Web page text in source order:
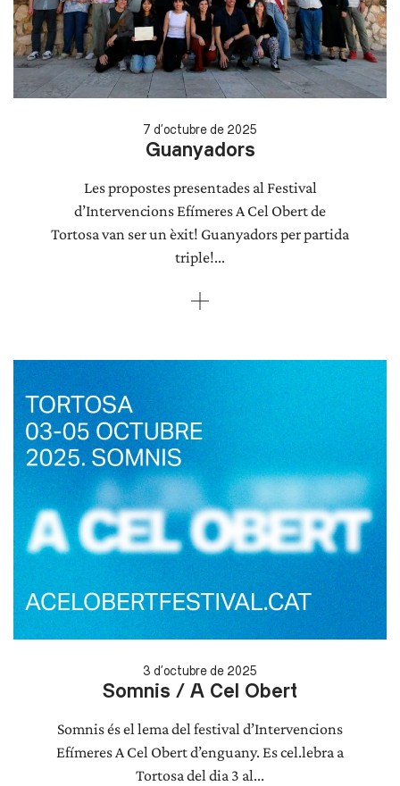
7 d'octubre de 2025
Guanyadors
Les propostes presentades al Festival
d’Intervencions Efímeres A Cel Obert de
Tortosa van ser un èxit! Guanyadors per partida
triple!...
3 d'octubre de 2025
Somnis / A Cel Obert
Somnis és el lema del festival d’Intervencions
Efímeres A Cel Obert d’enguany. Es cel.lebra a
Tortosa del dia 3 al...